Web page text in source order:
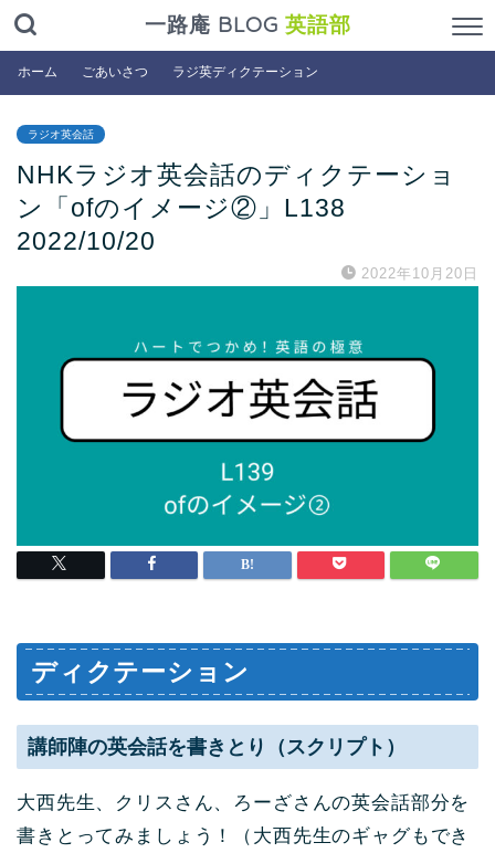
一路庵 BLOG 英語部
ホーム ごあいさつ ラジ英ディクテーション
ラジオ英会話
NHKラジオ英会話のディクテーショ
ン「ofのイメージ②」L138
2022/10/20
2022年10月20日
ディクテーション
講師陣の英会話を書きとり（スクリプト）
大西先生、クリスさん、ろーざさんの英会話部分を
書きとってみましょう！（大西先生のギャグもでき